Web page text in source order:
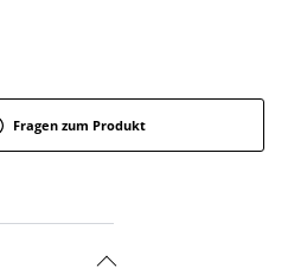
Fragen zum Produkt